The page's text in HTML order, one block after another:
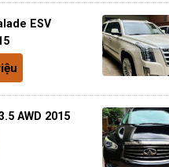
ESV
AWD 2015